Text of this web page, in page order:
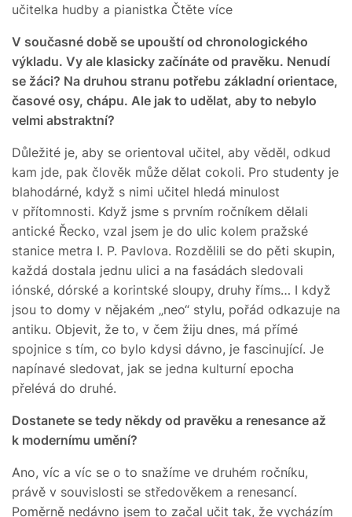
učitelka hudby a pianistka Čtěte více
V současné době se upouští od chronologického
výkladu. Vy ale klasicky začínáte od pravěku. Nenudí
se žáci? Na druhou stranu potřebu základní orientace,
časové osy, chápu. Ale jak to udělat, aby to nebylo
velmi abstraktní?
Důležité je, aby se orientoval učitel, aby věděl, odkud
kam jde, pak člověk může dělat cokoli. Pro studenty je
blahodárné, když s nimi učitel hledá minulost
v přítomnosti. Když jsme s prvním ročníkem dělali
antické Řecko, vzal jsem je do ulic kolem pražské
stanice metra I. P. Pavlova. Rozdělili se do pěti skupin,
každá dostala jednu ulici a na fasádách sledovali
iónské, dórské a korintské sloupy, druhy říms… I když
jsou to domy v nějakém „neo“ stylu, pořád odkazuje na
antiku. Objevit, že to, v čem žiju dnes, má přímé
spojnice s tím, co bylo kdysi dávno, je fascinující. Je
napínavé sledovat, jak se jedna kulturní epocha
přelévá do druhé.
Dostanete se tedy někdy od pravěku a renesance až
k modernímu umění?
Ano, víc a víc se o to snažíme ve druhém ročníku,
právě v souvislosti se středověkem a renesancí.
Poměrně nedávno jsem to začal učit tak, že vycházím